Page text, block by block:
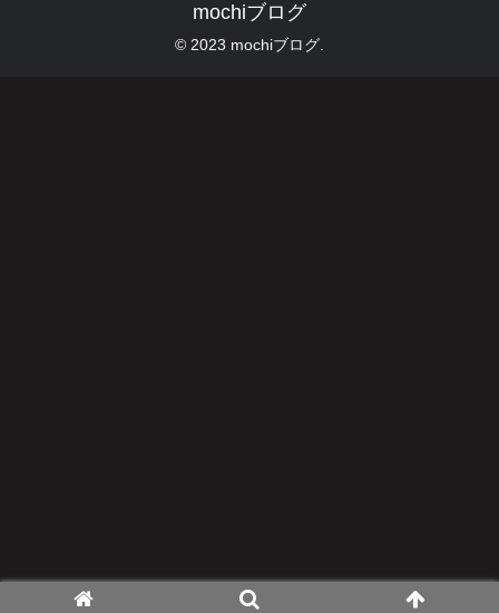
mochiブログ
© 2023 mochiブログ.